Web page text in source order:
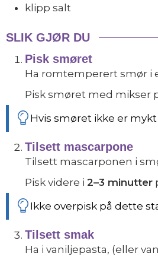
klipp salt
SLIK GJØR DU
Pisk smøret
Ha romtemperert smør i
Pisk smøret med mikser
Hvis smøret ikke er
Tilsett mascarpone
Tilsett mascarponen i
Pisk videre i 2–3 minutter
Ikke overpisk på dette
Tilsett smak
Ha i vaniljepasta, (eller